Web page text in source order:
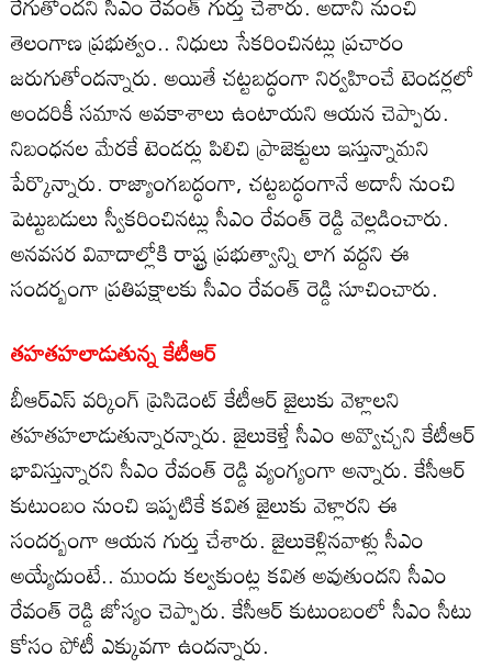
తెలంగాణ ప్రభుత్వం.. నిధులు సేకరించినట్లు ప్రచారం
జరుగుతోందన్నారు. అయితే చట్టబద్ధంగా నిర్వహించే టెండర్లలో
అందరికీ సమాన అవకాశాలు ఉంటాయని ఆయన చెప్పారు.
నిబంధనల మేరకే టెండర్లు పిలిచి ప్రాజెక్టులు ఇస్తున్నామని
పేర్కొన్నారు. రాజ్యాంగబద్ధంగా, చట్టబద్ధంగానే అదానీ నుంచి
పెట్టుబడులు స్వీకరించినట్లు సీఎం రేవంత్‌ రెడ్డి వెల్లడించారు.
అనవసర వివాదాల్లోకి రాష్ట్ర ప్రభుత్వాన్ని లాగ వద్దని ఈ
సందర్బంగా ప్రతిపక్షాలకు సీఎం రేవంత్ రెడ్డి సూచించారు.
తహతహలాడుతున్న కేటీఆర్
బీఆర్ఎస్ వర్కింగ్ ప్రెసిడెంట్ కేటీఆర్ జైలుకు వెళ్లాలని
తహతహలాడుతున్నారన్నారు. జైలుకెళ్తే సీఎం అవ్వొచ్చని కేటీఆర్
భావిస్తున్నారని సీఎం రేవంత్ రెడ్డి వ్యంగ్యంగా అన్నారు. కేసీఆర్
కుటుంబం నుంచి ఇప్పటికే కవిత జైలుకు వెళ్లారని ఈ
సందర్బంగా ఆయన గుర్తు చేశారు. జైలుకెళ్లినవాళ్లు సీఎం
అయ్యేదుంటే.. ముందు కల్వకుంట్ల కవిత అవుతుందని సీఎం
రేవంత్ రెడ్డి జోస్యం చెప్పారు. కేసీఆర్ కుటుంబంలో సీఎం సీటు
కోసం పోటీ ఎక్కువగా ఉందన్నారు.